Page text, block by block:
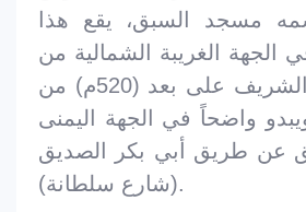
مسجد السبق، يقع هذا
الجهة الغريبة الشمالية من
المسجد النبوي الشريف على بعد (520م) من
واضحاً في الجهة اليمنى
عن طريق أبي بكر الصديق
(شارع سلطانة).